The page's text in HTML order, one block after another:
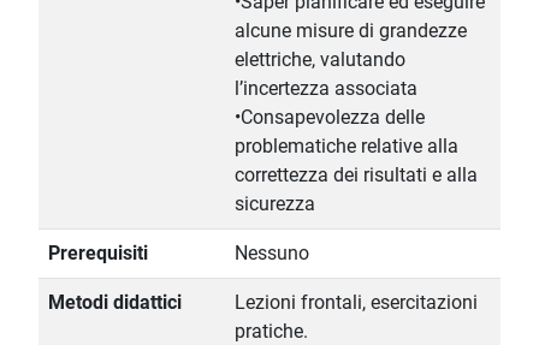
alcune misure di grandezze
elettriche, valutando
l’incertezza associata
•Consapevolezza delle
problematiche relative alla
correttezza dei risultati e alla
sicurezza
Prerequisiti Nessuno
Metodi didattici
Lezioni frontali, esercitazioni
pratiche.